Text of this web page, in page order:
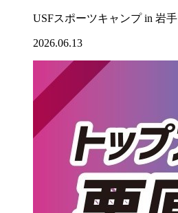
USFスポーツキャンプ in 岩
2026.06.13